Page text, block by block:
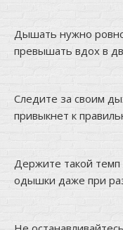
Дышать нужно
превышать вдох в
Следите за своим
привыкнет к
Держите такой темп
одышки даже при